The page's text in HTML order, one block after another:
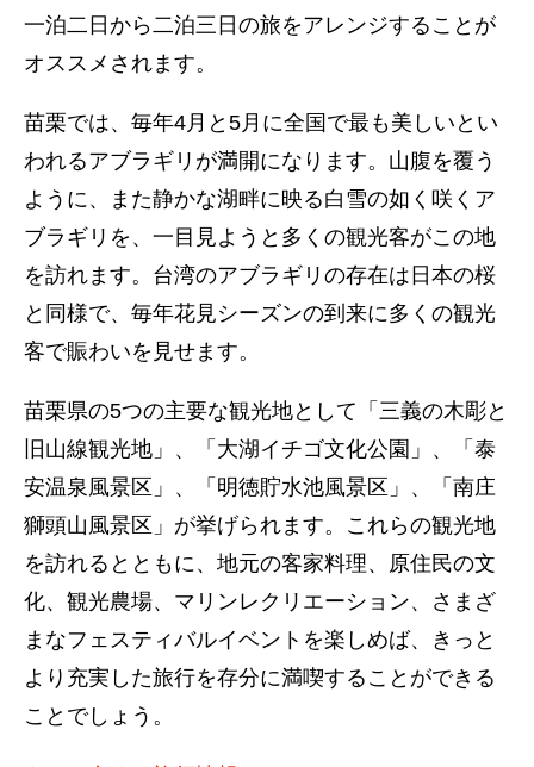
一泊二日から二泊三日の旅をアレンジすることが
オススメされます。
苗栗では、毎年4月と5月に全国で最も美しいとい
われるアブラギリが満開になります。山腹を覆う
ように、また静かな湖畔に映る白雪の如く咲くア
ブラギリを、一目見ようと多くの観光客がこの地
を訪れます。台湾のアブラギリの存在は日本の桜
と同様で、毎年花見シーズンの到来に多くの観光
客で賑わいを見せます。
苗栗県の5つの主要な観光地として「三義の木彫と
旧山線観光地」、「大湖イチゴ文化公園」、「泰
安温泉風景区」、「明徳貯水池風景区」、「南庄
獅頭山風景区」が挙げられます。これらの観光地
を訪れるとともに、地元の客家料理、原住民の文
化、観光農場、マリンレクリエーション、さまざ
まなフェスティバルイベントを楽しめば、きっと
より充実した旅行を存分に満喫することができる
ことでしょう。